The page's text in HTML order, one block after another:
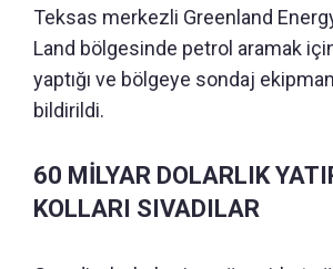
Teksas merkezli Greenland
Land bölgesinde petrol aramak için
yaptığı ve bölgeye sondaj
bildirildi.
60 MİLYAR DOLARLIK
KOLLARI SIVADILAR